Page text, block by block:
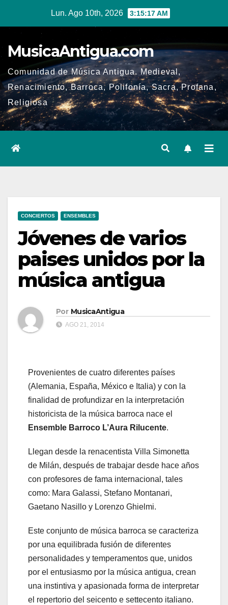
Lun. Ago 10th, 2026 3:15:18 AM
MusicaAntigua.com
Comunidad de Música Antigua. Medieval,
Renacimiento, Barroca, Polifonía, Sacra, Profana,
Religiosa
CONCIERTOS ENSEMBLES
Jóvenes de varios
paises unidos por la
música antigua
Por MusicaAntigua
AGO 21, 2014
Provenientes de cuatro diferentes países
(Alemania, España, México e Italia) y con la
finalidad de profundizar en la interpretación
historicista de la música barroca nace el
Ensemble Barroco L’Aura Rilucente.
Llegan desde la renacentista Villa Simonetta
de Milán, después de trabajar desde hace años
con profesores de fama internacional, tales
como: Mara Galassi, Stefano Montanari,
Gaetano Nasillo y Lorenzo Ghielmi.
Este conjunto de música barroca se caracteriza
por una equilibrada fusión de diferentes
personalidades y temperamentos que, unidos
por el entusiasmo por la música antigua, crean
una instintiva y apasionada forma de interpretar
el repertorio del seicento e settecento italiano.